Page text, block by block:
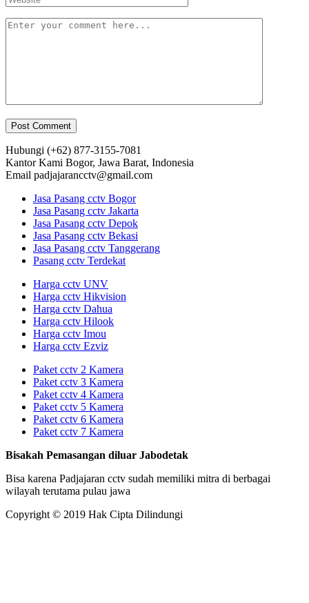
Hubungi (+62) 877-3155-7081
Kantor Kami Bogor, Jawa Barat, Indonesia
Email padjajarancctv@gmail.com
Jasa Pasang cctv Bogor
Jasa Pasang cctv Jakarta
Jasa Pasang cctv Depok
Jasa Pasang cctv Bekasi
Jasa Pasang cctv Tanggerang
Pasang cctv Terdekat
Harga cctv UNV
Harga cctv Hikvision
Harga cctv Dahua
Harga cctv Hilook
Harga cctv Imou
Harga cctv Ezviz
Paket cctv 2 Kamera
Paket cctv 3 Kamera
Paket cctv 4 Kamera
Paket cctv 5 Kamera
Paket cctv 6 Kamera
Paket cctv 7 Kamera
Bisakah Pemasangan diluar Jabodetak
Bisa karena Padjajaran cctv sudah memiliki mitra di berbagai
wilayah terutama pulau jawa
Copyright © 2019 Hak Cipta Dilindungi